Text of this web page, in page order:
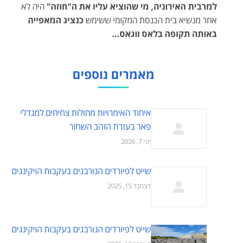
למרבית האירוניה, מי שהוציא עליו את ה"חוזה" היה לא
אחר מנשיא בית הכנסת המקומי ששימש כנציג המאפייה
באותה תקופה בלאס ווגאס…
מאמרים נוספים
איחוד האימרויות מחולות צחיחים למגדלי
פאר בעזרת הזהב השחור
יוני 7, 2026
שייט לפיורדים הנורבגים בעקבות הויקינגים
דצמבר 15, 2025
שייט לפיורדים הנורבגים בעקבות הויקינגים